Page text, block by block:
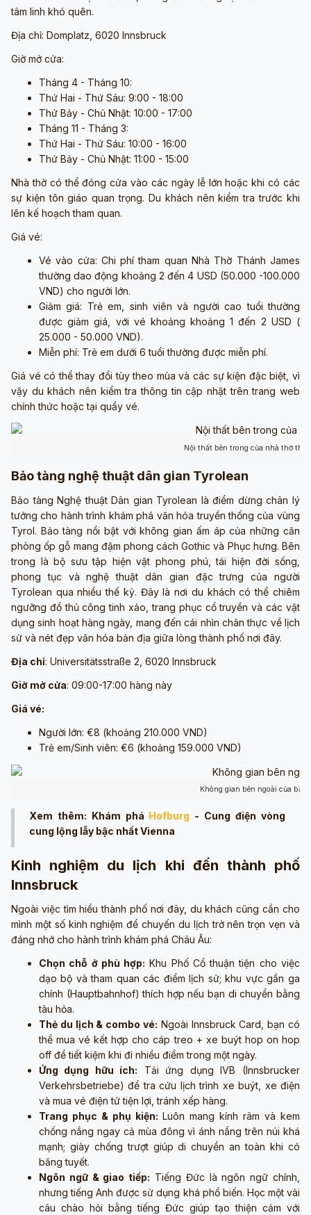
tâm linh khó quên.
Địa chỉ: Domplatz, 6020 Innsbruck
Giờ mở cửa:
Tháng 4 - Tháng 10:
Thứ Hai - Thứ Sáu: 9:00 - 18:00
Thứ Bảy - Chủ Nhật: 10:00 - 17:00
Tháng 11 - Tháng 3:
Thứ Hai - Thứ Sáu: 10:00 - 16:00
Thứ Bảy - Chủ Nhật: 11:00 - 15:00
Nhà thờ có thể đóng cửa vào các ngày lễ lớn hoặc khi có các
sự kiện tôn giáo quan trọng. Du khách nên kiểm tra trước khi
lên kế hoạch tham quan.
Giá vé:
Vé vào cửa: Chi phí tham quan Nhà Thờ Thánh James
thường dao động khoảng 2 đến 4 USD (50.000 -100.000
VND) cho người lớn.
Giảm giá: Trẻ em, sinh viên và người cao tuổi thường
được giảm giá, với vé khoảng khoảng 1 đến 2 USD (
25.000 - 50.000 VND).
Miễn phí: Trẻ em dưới 6 tuổi thường được miễn phí.
Giá vé có thể thay đổi tùy theo mùa và các sự kiện đặc biệt, vì
vậy du khách nên kiểm tra thông tin cập nhật trên trang web
chính thức hoặc tại quầy vé.
Nội thất bên trong của nhà thờ
Bảo tàng nghệ thuật dân gian Tyrolean
Bảo tàng Nghệ thuật Dân gian Tyrolean là điểm dừng chân lý
tưởng cho hành trình khám phá văn hóa truyền thống của vùng
Tyrol. Bảo tàng nổi bật với không gian ấm áp của những căn
phòng ốp gỗ mang đậm phong cách Gothic và Phục hưng. Bên
trong là bộ sưu tập hiện vật phong phú, tái hiện đời sống,
phong tục và nghệ thuật dân gian đặc trưng của người
Tyrolean qua nhiều thế kỷ. Đây là nơi du khách có thể chiêm
ngưỡng đồ thủ công tinh xảo, trang phục cổ truyền và các vật
dụng sinh hoạt hàng ngày, mang đến cái nhìn chân thực về lịch
sử và nét đẹp văn hóa bản địa giữa lòng thành phố nơi đây.
Địa chỉ: Universitätsstraße 2, 6020 Innsbruck
Giờ mở cửa: 09:00-17:00 hàng này
Giá vé:
Người lớn: €8 (khoảng 210.000 VND)
Trẻ em/Sinh viên: €6 (khoảng 159.000 VND)
Không gian bên ngoài của
Xem thêm: Khám phá Hofburg - Cung điện vòng
cung lộng lẫy bậc nhất Vienna
Kinh nghiệm du lịch khi đến thành phố
Innsbruck
Ngoài việc tìm hiểu thành phố nơi đây, du khách cũng cần cho
mình một số kinh nghiệm để chuyến du lịch trở nên trọn vẹn và
đáng nhớ cho hành trình khám phá Châu Âu:
Chọn chỗ ở phù hợp: Khu Phố Cổ thuận tiện cho việc
dạo bộ và tham quan các điểm lịch sử; khu vực gần ga
chính (Hauptbahnhof) thích hợp nếu bạn di chuyển bằng
tàu hỏa.
Thẻ du lịch & combo vé: Ngoài Innsbruck Card, bạn có
thể mua vé kết hợp cho cáp treo + xe buýt hop on hop
off để tiết kiệm khi đi nhiều điểm trong một ngày.
Ứng dụng hữu ích: Tải ứng dụng IVB (Innsbrucker
Verkehrsbetriebe) để tra cứu lịch trình xe buýt, xe điện
và mua vé điện tử tiện lợi, tránh xếp hàng.
Trang phục & phụ kiện: Luôn mang kính râm và kem
chống nắng ngay cả mùa đông vì ánh nắng trên núi khá
mạnh; giày chống trượt giúp di chuyển an toàn khi có
băng tuyết.
Ngôn ngữ & giao tiếp: Tiếng Đức là ngôn ngữ chính,
nhưng tiếng Anh được sử dụng khá phổ biến. Học một vài
câu chào hỏi bằng tiếng Đức giúp tạo thiện cảm với